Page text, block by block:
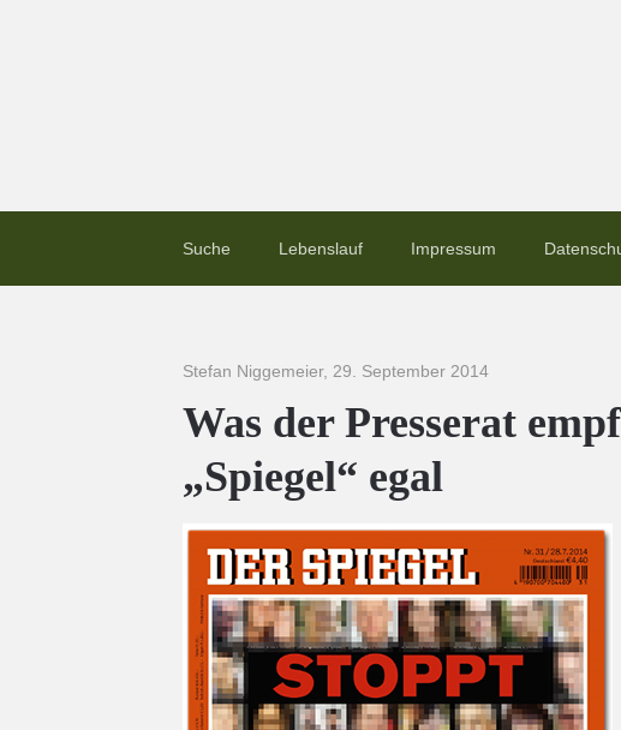
Suche Lebenslauf Impressum
Stefan Niggemeier, 29. September 2014
Was der Presserat
„Spiegel“ egal